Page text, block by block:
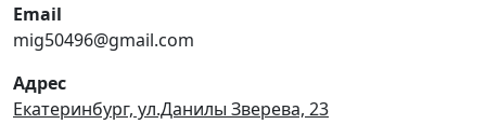
Email
mig50496@gmail.com
Адрес
Екатеринбург, ул.Данилы Зверева, 23